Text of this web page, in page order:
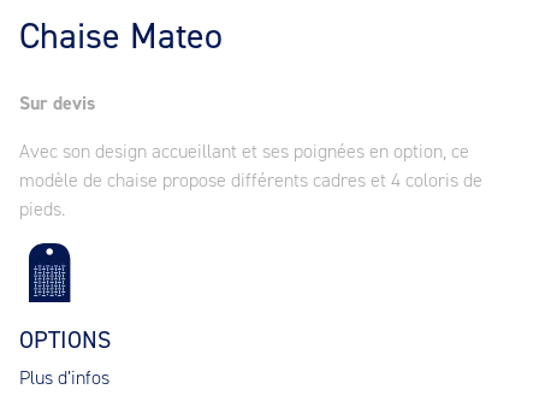
Chaise Mateo
Sur devis
Avec son design accueillant et ses poignées en option, ce
modèle de chaise propose différents cadres et 4 coloris de
pieds.
OPTIONS
Plus d’infos